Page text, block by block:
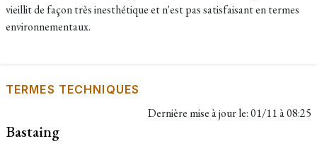
vieillit de façon très inesthétique et n'est pas satisfaisant en termes
environnementaux.
TERMES TECHNIQUES
Dernière mise à jour le:01/11 à 08:25
Bastaing